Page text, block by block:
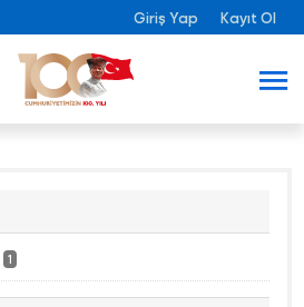
Giriş Yap Kayıt Ol
1